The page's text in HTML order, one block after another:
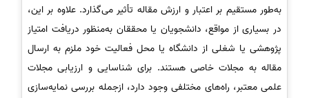
به‌طور مستقیم بر اعتبار و ارزش مقاله تأثیر می‌گذارد. علاوه بر این،
در بسیاری از مواقع، دانشجویان یا محققان به‌منظور دریافت امتیاز
پژوهشی یا شغلی از دانشگاه یا محل فعالیت خود ملزم به ارسال
مقاله به مجلات خاصی هستند. برای شناسایی و ارزیابی مجلات
علمی معتبر، راه‌های مختلفی وجود دارد، ازجمله بررسی نمایه‌سازی